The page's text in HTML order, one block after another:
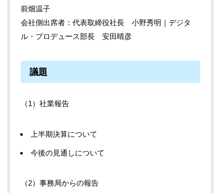
前畑温子
会社側出席者：代表取締役社長 小野秀明｜デジタ
ル・プロデュース部長 安田晴彦
議題
社業報告
上半期決算について
今後の見通しについて
事務局からの報告